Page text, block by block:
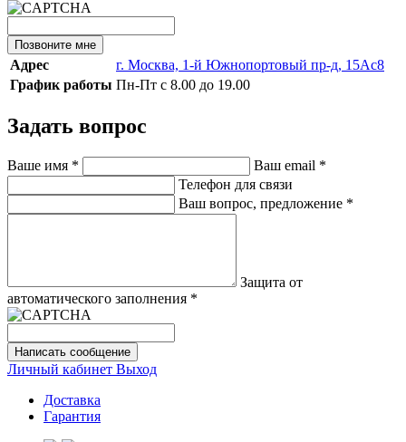
Позвоните мне
Адрес
г. Москва, 1-й Южнопортовый пр-д, 15Ас8
График работы Пн-Пт с 8.00 до 19.00
Задать вопрос
Ваше имя * Ваш email *
Телефон для связи
Ваш вопрос, предложение *
Защита от
автоматического заполнения *
Написать сообщение
Личный кабинет Выход
Доставка
Гарантия